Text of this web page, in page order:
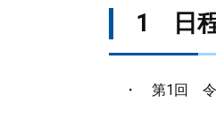
1 日
・ 第1回 令